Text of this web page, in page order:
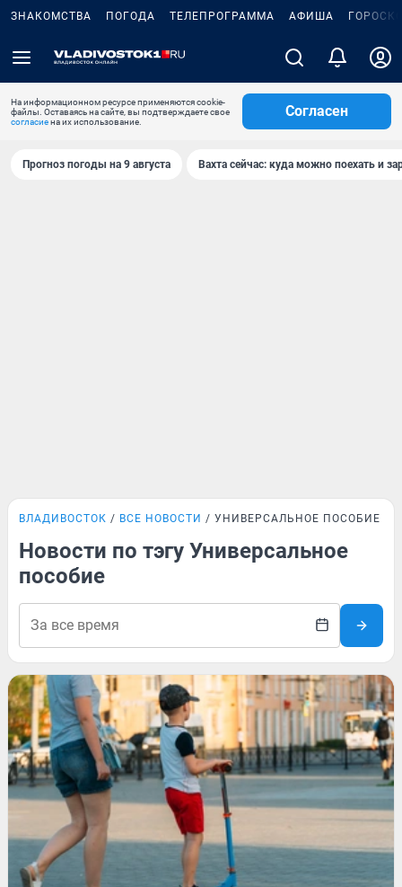
ЗНАКОМСТВА ПОГОДА ТЕЛЕПРОГРАММА АФИША
На информационном ресурсе применяются cookie-
файлы. Оставаясь на сайте, вы подтверждаете свое
согласиена их использование.
Согласен
Прогноз погоды на 9 августа Вахта сейчас: куда можно поехать и
ВЛАДИВОСТОК ВСЕ НОВОСТИ УНИВЕРСАЛЬНОЕ ПОСОБИЕ
Новости по тэгу Универсальное
пособие